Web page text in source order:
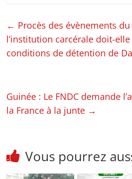
← Procès des évènements
l’institution carcérale doit-
conditions de détention de
Guinée : Le FNDC demande
la France à la junte →
Vous pourrez